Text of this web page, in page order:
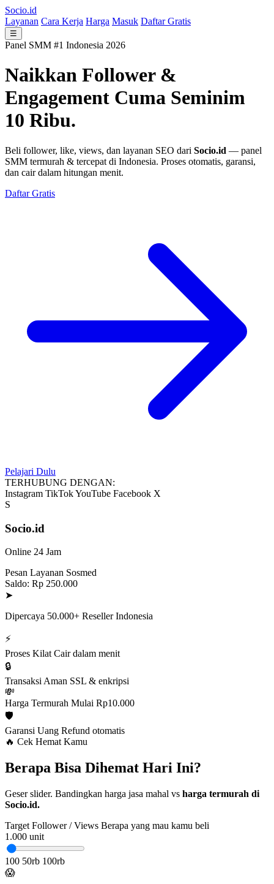
Socio.id
Layanan Cara Kerja Harga Masuk Daftar Gratis
☰
Panel SMM #1 Indonesia 2026
Naikkan Follower &
Engagement Cuma Seminim
10 Ribu.
Beli follower, like, views, dan layanan SEO dari Socio.id — panel
SMM termurah & tercepat di Indonesia. Proses otomatis, garansi,
dan cair dalam hitungan menit.
Daftar Gratis
Pelajari Dulu
TERHUBUNG DENGAN:
Instagram TikTokYouTube Facebook X
S
Socio.id
Online 24 Jam
Pesan Layanan Sosmed
Saldo: Rp 250.000
➤
Dipercaya 50.000+ Reseller Indonesia
⚡
Proses Kilat Cair dalam menit
🔒
Transaksi Aman SSL & enkripsi
💸
Harga Termurah Mulai Rp10.000
🛡️
Garansi Uang Refund otomatis
🔥 Cek Hemat Kamu
Berapa Bisa Dihemat Hari Ini?
Geser slider. Bandingkan harga jasa mahal vs harga termurah di
Socio.id.
Target Follower / Views Berapa yang mau kamu beli
1.000 unit
100 50rb 100rb
😱